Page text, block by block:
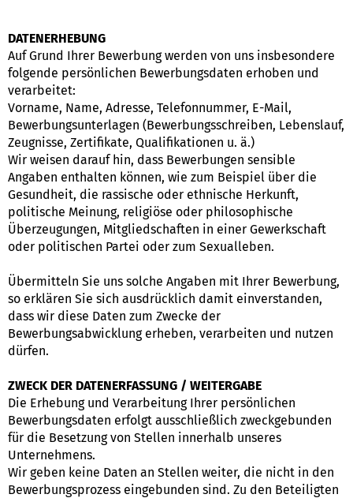
DATENERHEBUNG
Auf Grund Ihrer Bewerbung werden von uns insbesondere
folgende persönlichen Bewerbungsdaten erhoben und
verarbeitet:
Vorname, Name, Adresse, Telefonnummer, E-Mail,
Bewerbungsunterlagen (Bewerbungsschreiben, Lebenslauf,
Zeugnisse, Zertifikate, Qualifikationen u. ä.)
Wir weisen darauf hin, dass Bewerbungen sensible
Angaben enthalten können, wie zum Beispiel über die
Gesundheit, die rassische oder ethnische Herkunft,
politische Meinung, religiöse oder philosophische
Überzeugungen, Mitgliedschaften in einer Gewerkschaft
oder politischen Partei oder zum Sexualleben.
Übermitteln Sie uns solche Angaben mit Ihrer Bewerbung,
so erklären Sie sich ausdrücklich damit einverstanden,
dass wir diese Daten zum Zwecke der
Bewerbungsabwicklung erheben, verarbeiten und nutzen
dürfen.
ZWECK DER DATENERFASSUNG / WEITERGABE
Die Erhebung und Verarbeitung Ihrer persönlichen
Bewerbungsdaten erfolgt ausschließlich zweckgebunden
für die Besetzung von Stellen innerhalb unseres
Unternehmens.
Wir geben keine Daten an Stellen weiter, die nicht in den
Bewerbungsprozess eingebunden sind. Zu den Beteiligten